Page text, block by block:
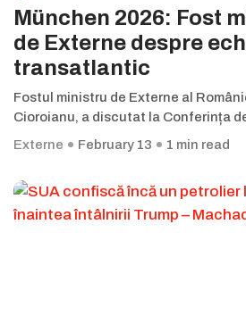
München 2026: Fost
de Externe despre
transatlantic
Fostul ministru de Externe al
Cioroianu, a discutat la Conferința
Externe
February 13 1 min read